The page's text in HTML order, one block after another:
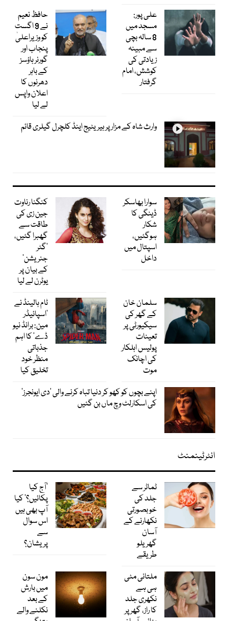
علی پور:
مسجد میں
8 سالہ بچی
سے مبینہ
زیادتی کی
کوشش، امام
گرفتار
حافظ نعیم
نے 9 اگست
کو وزیراعلیٰ
پنجاب اور
گورنر ہاؤسز
کے باہر
دھرنوں کا
اعلان واپس
لے لیا
وارث شاہ کے مزار پر ہیریٹیج اینڈ کلچرل گیلری قائم
سوارا بھاسکر
ڈینگی کا
شکار
ہوگئیں،
اسپتال میں
داخل
کنگنا رناوت
جین زی کی
طاقت سے
گھبرا گئیں،
’گٹر
جنریشن‘
کے بیان پر
یوٹرن لے لیا
سلمان خان
کے گھر کی
سیکیورٹی پر
تعینات
پولیس اہلکار
کی اچانک
موت
ٹام ہالینڈ نے
’اسپائیڈر
مین: برانڈ نیو
ڈے‘ کا اہم
جذباتی
منظر خود
تخلیق کیا
اپنے بچوں کو کھو کر دنیا تباہ کرنے والی ’دی ایونجرز‘
کی اسکارلٹ وچ ماں بن گئیں
انٹرٹینمنٹ
ٹماٹر سے
جلد کی
خوبصورتی
نکھارنے کے
آسان
گھریلو
طریقے
’آج کیا
پکائیں؟‘ کیا
آپ بھی ہیں
اس سوال
سے
پریشان؟
ملتانی مٹی
ہی ہے
نکھری جلد
کا راز، گھر پر
مون سون
میں بارش
کے بعد
نکلنے والے